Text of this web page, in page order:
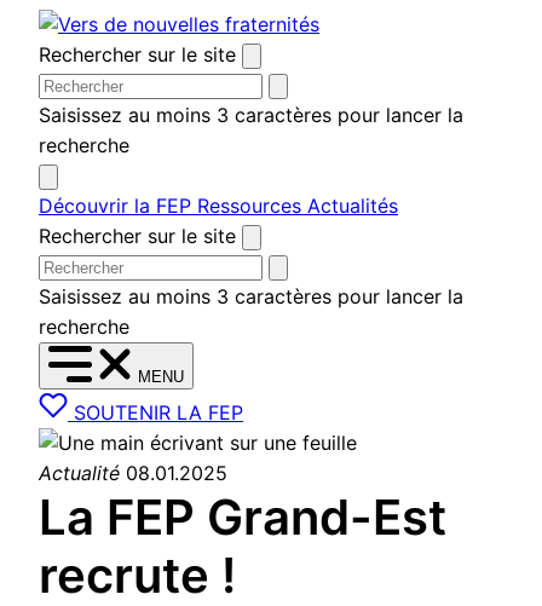
Aller au contenu
Rechercher sur le site
Saisissez au moins 3 caractères pour lancer la
recherche
Découvrir la FEP Ressources Actualités
Rechercher sur le site
Saisissez au moins 3 caractères pour lancer la
recherche
MENU
SOUTENIR LA FEP
Actualité 08.01.2025
La FEP Grand-Est
recrute !